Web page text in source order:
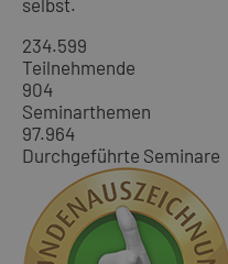
234.599
Teilnehmende
904
Seminarthemen
97.964
Durchgeführte Seminare